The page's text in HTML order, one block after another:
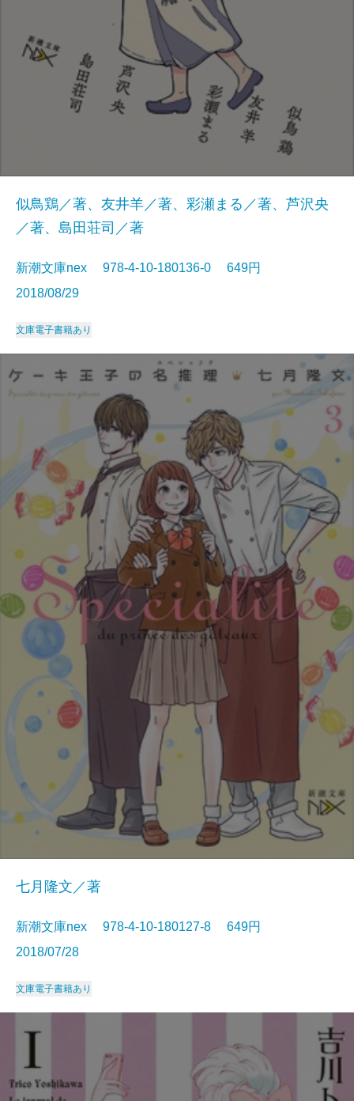
似鳥鶏／著、友井羊／著、彩瀬まる／著、芦沢央
／著、島田荘司／著
新潮文庫nex 978-4-10-180136-0 649円
2018/08/29
文庫電子書籍あり
七月隆文／著
新潮文庫nex 978-4-10-180127-8 649円
2018/07/28
文庫電子書籍あり